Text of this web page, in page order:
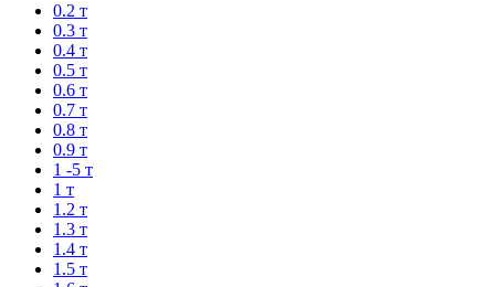
0.2 т
0.3 т
0.4 т
0.5 т
0.6 т
0.7 т
0.8 т
0.9 т
1 -5 т
1 т
1.2 т
1.3 т
1.4 т
1.5 т